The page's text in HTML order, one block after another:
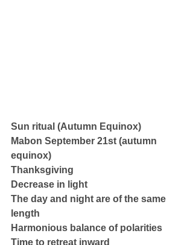
Sun ritual (Autumn Equinox)
Mabon September 21st (autumn
equinox)
Thanksgiving
Decrease in light
The day and night are of the same
length
Harmonious balance of polarities
Time to retreat inward